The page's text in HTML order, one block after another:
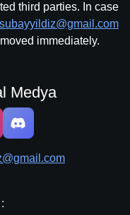
third parties. In case
immediately.
Medya